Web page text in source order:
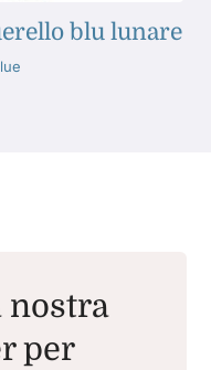
blu lunare
per